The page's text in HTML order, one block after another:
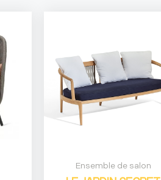
Ensemble de salon